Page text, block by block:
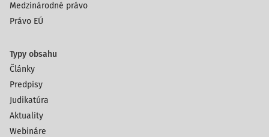
Medzinárodné právo
Právo EÚ
Typy obsahu
Články
Predpisy
Judikatúra
Aktuality
Webináre